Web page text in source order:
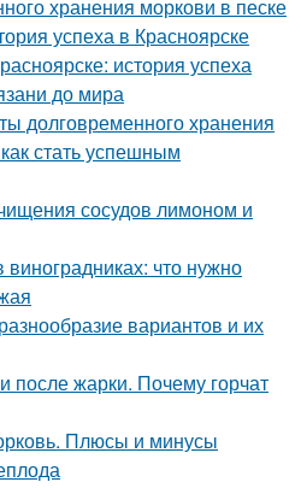
хранения моркови в песке
успеха в Красноярске
история успеха
до мира
долговременного хранения
стать успешным
сосудов лимоном и
что нужно
вариантов и их
после жарки. Почему горчат
Плюсы и минусы